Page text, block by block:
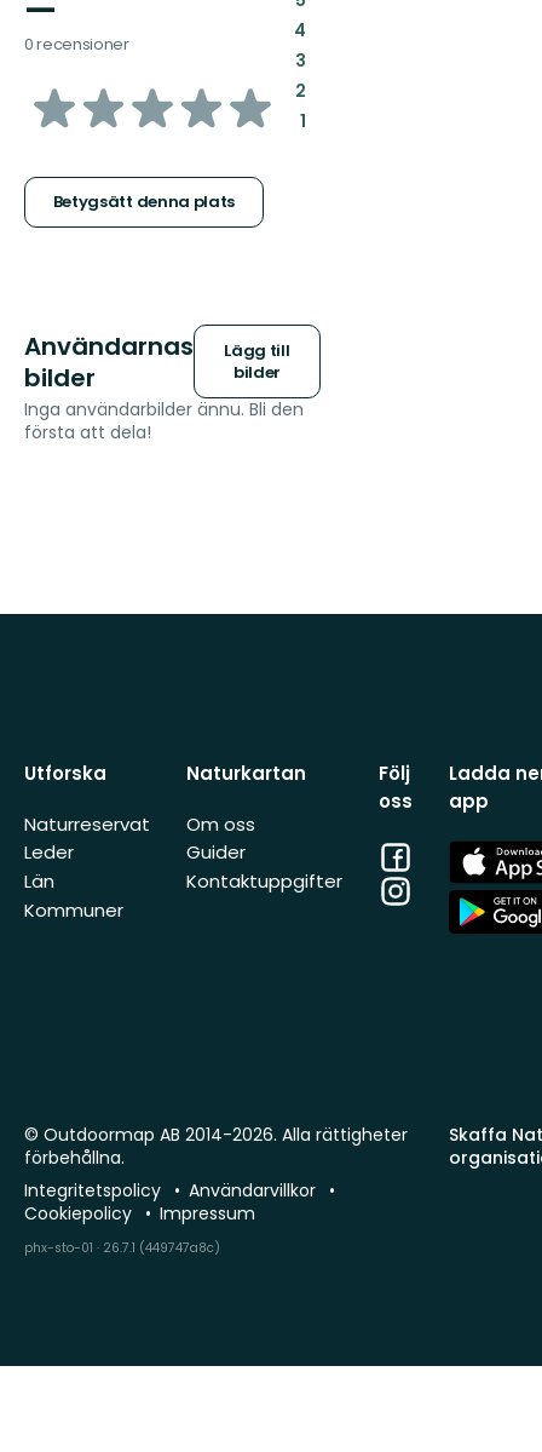
—
0 recensioner
av
stjärnor
Betygsätt denna plats
4:
3:
2:
1:
Användarnas
bilder
Lägg till
bilder
Inga användarbilder ännu. Bli den
första att dela!
Utforska
Naturreservat
Leder
Län
Kommuner
Naturkartan
Om oss
Guider
Kontaktuppgifter
Följ
oss
Facebook
Instagram
Ladda
app
App
Store
App
Store
Skaffa
© Outdoormap AB 2014-2026. Alla rättigheter
förbehållna.
Integritetspolicy
Användarvillkor
Cookiepolicy
Impressum
phx-sto-01 · 26.7.1 (449747a8c)